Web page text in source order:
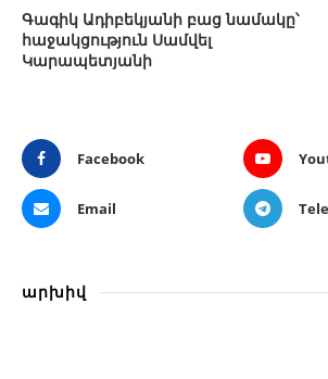
Գագիկ Ադիբեկյանի բաց նամակը՝
հաջակցություն Սամվել
Կարապետյանի
Facebook
Email
արխիվ